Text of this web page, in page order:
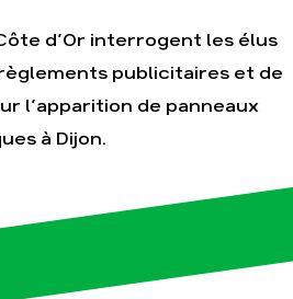
Nos
thématiques
Finance
Forêts
d’Or interrogent les élus
publicitaires et de
l’apparition de panneaux
à Dijon.